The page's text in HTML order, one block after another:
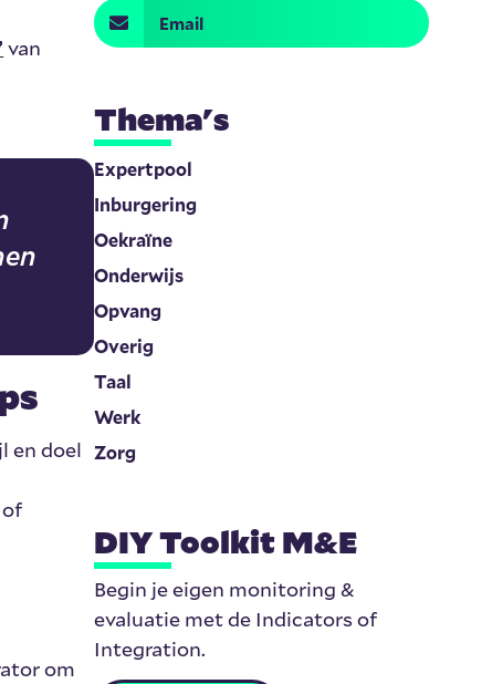
van
en doel
om
Email
Thema's
Expertpool
Inburgering
Oekraïne
Onderwijs
Opvang
Overig
Taal
Werk
Zorg
DIY Toolkit M&E
Begin je eigen monitoring &
evaluatie met de Indicators of
Integration.